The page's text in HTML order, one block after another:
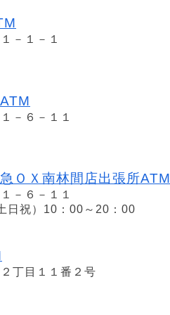
－１－１
－６－１１
ＯＸ南林間店出張所ATM
－６－１１
日祝）10：00～20：00
丁目１１番２号